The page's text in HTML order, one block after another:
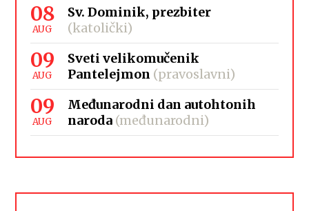
08
AUG
Sv. Dominik, prezbiter
(katolički)
09
AUG
Sveti velikomučenik
Pantelejmon (pravoslavni)
09
AUG
Međunarodni dan autohtonih
naroda (međunarodni)